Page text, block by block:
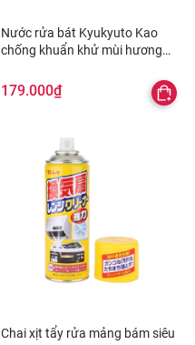
Nước rửa bát Kyukyuto Kao
chống khuẩn khử mùi hương
179.000₫
Chai xịt tẩy rửa mảng bám siêu